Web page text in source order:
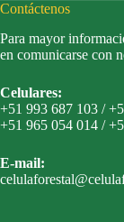
Contáctenos
Para mayor
en comunicarse con
Celulares:
+51 993 687 103 /
+51 965 054 014 /
E-mail: